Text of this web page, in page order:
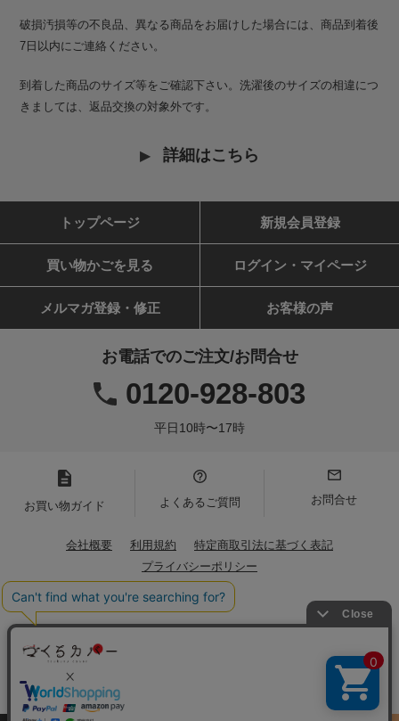
破損汚損等の不良品、異なる商品をお届けした場合には、商品到着後
7日以内にご連絡ください。
到着した商品のサイズ等をご確認下さい。洗濯後のサイズの相違につ
きましては、返品交換の対象外です。
詳細はこちら
トップページ 新規会員登録
買い物かごを見る ログイン・マイページ
メルマガ登録・修正 お客様の声
お電話でのご注文/お問合せ
0120-928-803
平日10時〜17時
お買い物ガイド よくあるご質問 お問合せ
会社概要 利用規約
特定商取引法に基づく表記
プライバシーポリシー
Copyright(C)2021 Iwamoto Senni. All Rights Reserved.